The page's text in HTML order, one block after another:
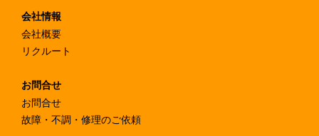
会社情報
会社概要
リクルート
お問合せ
お問合せ
故障・不調・修理のご依頼